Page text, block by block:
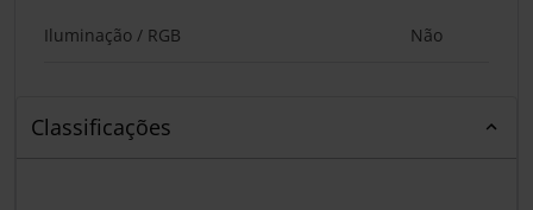
Iluminação / RGB Não
Classificações